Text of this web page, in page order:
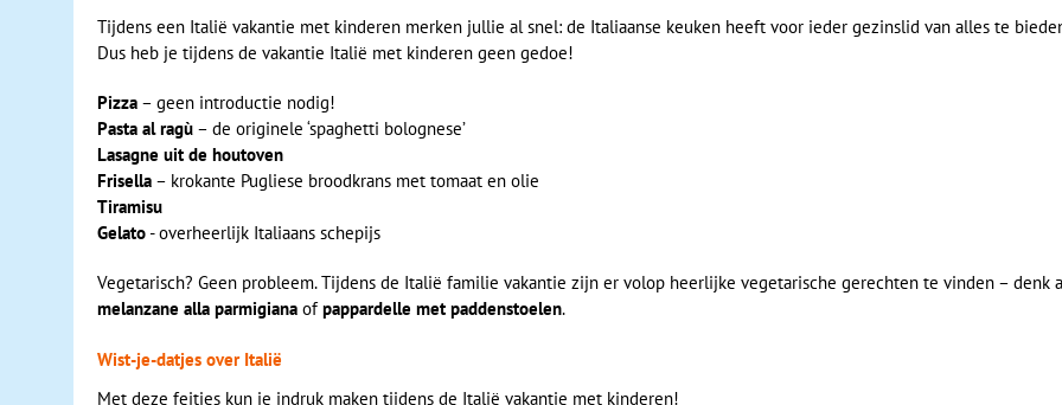
Tijdens een Italië vakantie met kinderen merken jullie al snel: de Italiaanse keuken heeft voor ieder gezinslid van alles te
Dus heb je tijdens de vakantie Italië met kinderen geen gedoe!
Pizza – geen introductie nodig!
Pasta al ragù – de originele ‘spaghetti bolognese’
Lasagne uit de houtoven
Frisella – krokante Pugliese broodkrans met tomaat en olie
Tiramisu
Gelato- overheerlijk Italiaans schepijs
Vegetarisch? Geen probleem. Tijdens de Italië familie vakantie zijn er volop heerlijke vegetarische gerechten te vinden – denk
melanzane alla parmigiana ofpappardelle met paddenstoelen.
Wist‑je‑datjes over Italië
Met deze feitjes kun je indruk maken tijdens de Italië vakantie met kinderen!